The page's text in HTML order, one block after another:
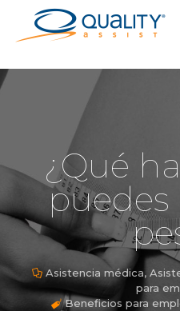
¿Qué
puedes
Asistencia médica,
para
Beneficios para